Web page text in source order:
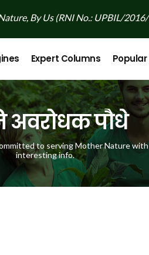
By Us (RNI No.: UPBIL/
Expert Columns
अवरोधक पौधे
to serving Mother Nature
interesting info.